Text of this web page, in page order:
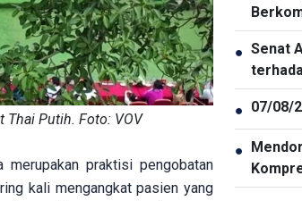
Thai Putih. Foto: VOV
praktisi pengobatan
kali mengangkat pasien yang
Sama
● Senat
● 07/08/
●